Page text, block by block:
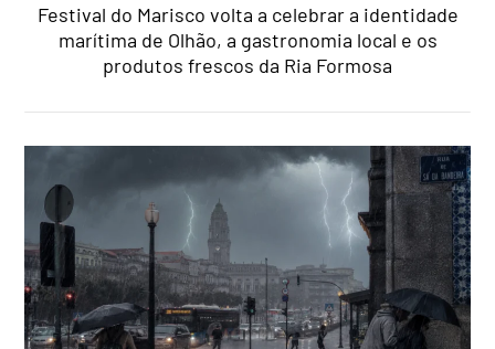
Festival do Marisco volta a celebrar a identidade
marítima de Olhão, a gastronomia local e os
produtos frescos da Ria Formosa